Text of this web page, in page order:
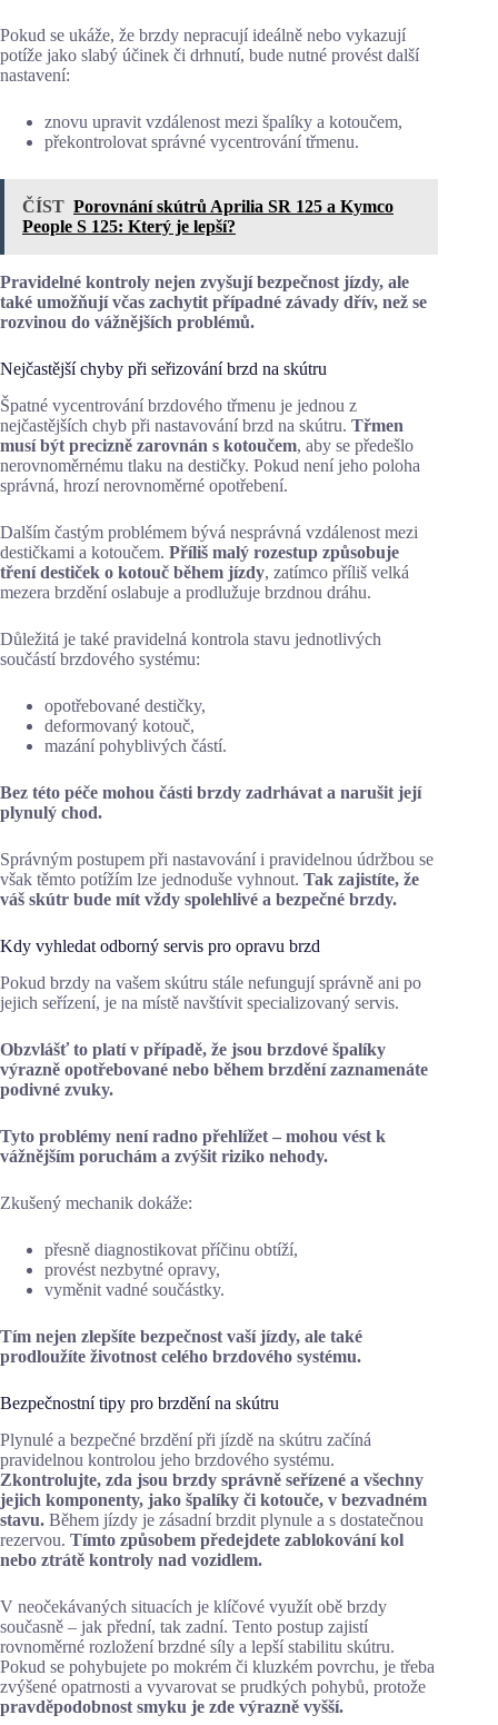
Pokud se ukáže, že brzdy nepracují ideálně nebo vykazují
potíže jako slabý účinek či drhnutí, bude nutné provést další
nastavení:
znovu upravit vzdálenost mezi špalíky a kotoučem,
překontrolovat správné vycentrování třmenu.
ČÍST Porovnání skútrů Aprilia SR 125 a Kymco
People S 125: Který je lepší?
Pravidelné kontroly nejen zvyšují bezpečnost jízdy, ale
také umožňují včas zachytit případné závady dřív, než se
rozvinou do vážnějších problémů.
Nejčastější chyby při seřizování brzd na skútru
Špatné vycentrování brzdového třmenu je jednou z
nejčastějších chyb při nastavování brzd na skútru. Třmen
musí být precizně zarovnán s kotoučem, aby se předešlo
nerovnoměrnému tlaku na destičky. Pokud není jeho poloha
správná, hrozí nerovnoměrné opotřebení.
Dalším častým problémem bývá nesprávná vzdálenost mezi
destičkami a kotoučem. Příliš malý rozestup způsobuje
tření destiček o kotouč během jízdy, zatímco příliš velká
mezera brzdění oslabuje a prodlužuje brzdnou dráhu.
Důležitá je také pravidelná kontrola stavu jednotlivých
součástí brzdového systému:
opotřebované destičky,
deformovaný kotouč,
mazání pohyblivých částí.
Bez této péče mohou části brzdy zadrhávat a narušit její
plynulý chod.
Správným postupem při nastavování i pravidelnou údržbou se
však těmto potížím lze jednoduše vyhnout. Tak zajistíte, že
váš skútr bude mít vždy spolehlivé a bezpečné brzdy.
Kdy vyhledat odborný servis pro opravu brzd
Pokud brzdy na vašem skútru stále nefungují správně ani po
jejich seřízení, je na místě navštívit specializovaný servis.
Obzvlášť to platí v případě, že jsou brzdové špalíky
výrazně opotřebované nebo během brzdění zaznamenáte
podivné zvuky.
Tyto problémy není radno přehlížet – mohou vést k
vážnějším poruchám a zvýšit riziko nehody.
Zkušený mechanik dokáže:
přesně diagnostikovat příčinu obtíží,
provést nezbytné opravy,
vyměnit vadné součástky.
Tím nejen zlepšíte bezpečnost vaší jízdy, ale také
prodloužíte životnost celého brzdového systému.
Bezpečnostní tipy pro brzdění na skútru
Plynulé a bezpečné brzdění při jízdě na skútru začíná
pravidelnou kontrolou jeho brzdového systému.
Zkontrolujte, zda jsou brzdy správně seřízené a všechny
jejich komponenty, jako špalíky či kotouče, v bezvadném
stavu. Během jízdy je zásadní brzdit plynule a s dostatečnou
rezervou. Tímto způsobem předejdete zablokování kol
nebo ztrátě kontroly nad vozidlem.
V neočekávaných situacích je klíčové využít obě brzdy
současně – jak přední, tak zadní. Tento postup zajistí
rovnoměrné rozložení brzdné síly a lepší stabilitu skútru.
Pokud se pohybujete po mokrém či kluzkém povrchu, je třeba
zvýšené opatrnosti a vyvarovat se prudkých pohybů, protože
pravděpodobnost smyku je zde výrazně vyšší.